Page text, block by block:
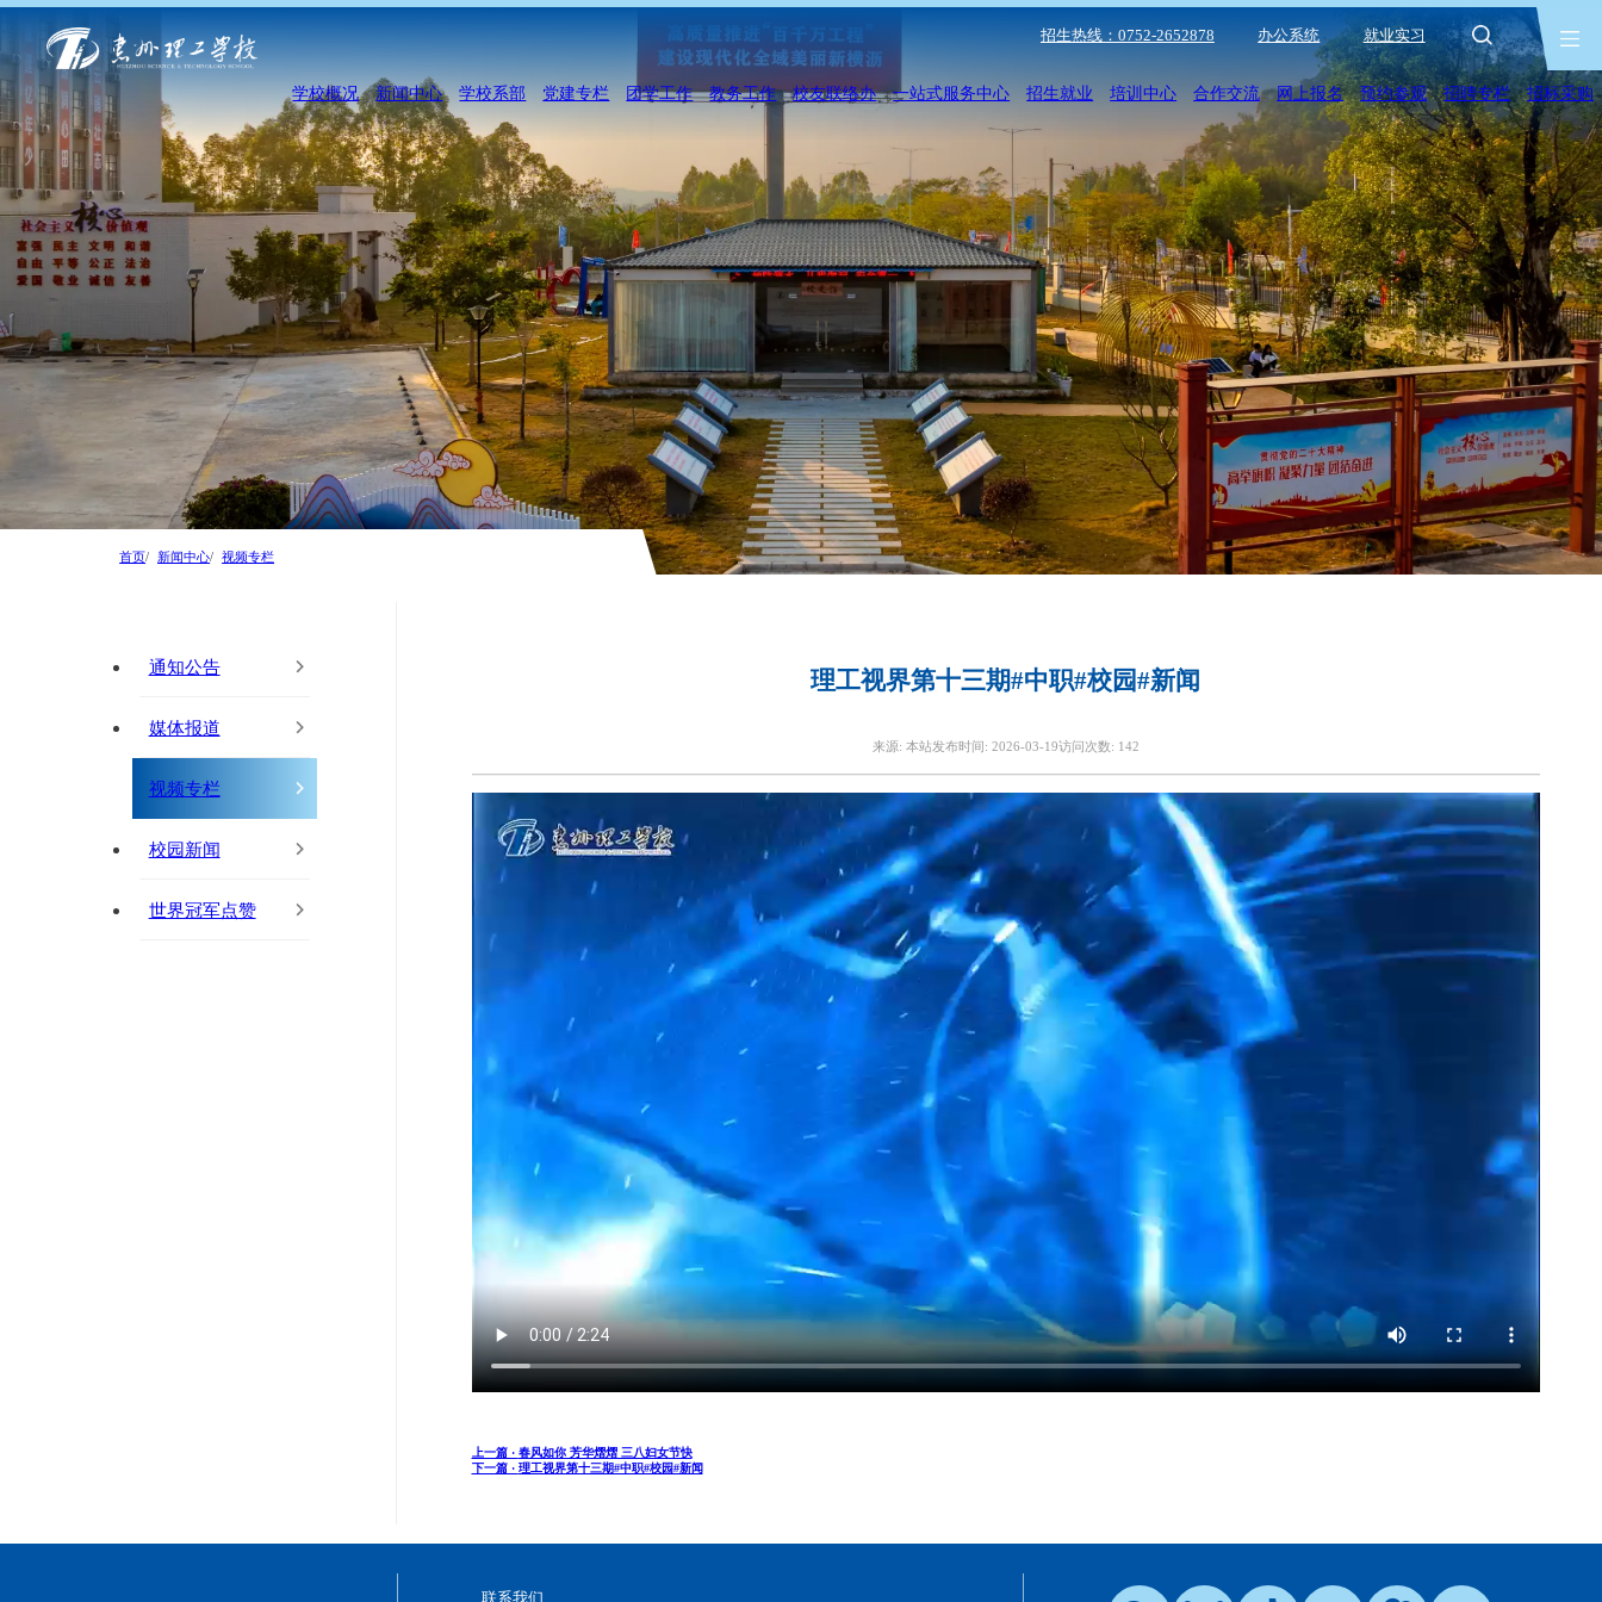
招生热线：0752-2652878 办公系统 就业实习
学校概况 新闻中心 学校系部 党建专栏 团学工作 教务工作 校友联络办 一站式服务中心 招生就业 培训中心 合作交流 网上报名 预约参观 招聘专栏 招标采购
首页 新闻中心 视频专栏
通知公告
媒体报道
视频专栏
校园新闻
世界冠军点赞
理工视界第十三期#中职#校园#新闻
来源: 本站发布时间: 2026-03-19访问次数: 142
上一篇 · 春风如你 芳华熠熠 三八妇女节快
下一篇 · 理工视界第十三期#中职#校园#新闻